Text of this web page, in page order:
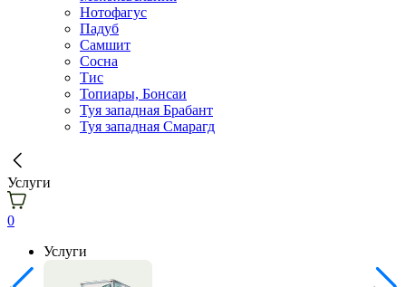
Нотофагус
Падуб
Самшит
Сосна
Тис
Топиары, Бонсаи
Туя западная Брабант
Туя западная Смарагд
Услуги
0
Услуги